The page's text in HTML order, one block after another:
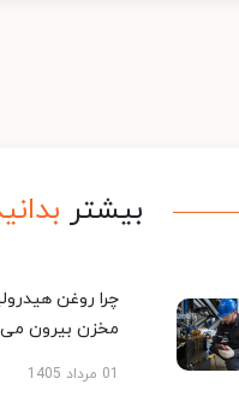
بیشتر
چرا روغن
مخزن بیرون
01 مرداد 1405